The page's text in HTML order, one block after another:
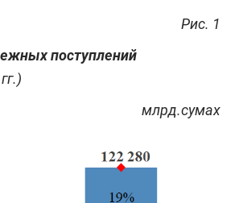
Рис. 1
поступлений
млрд.сумах